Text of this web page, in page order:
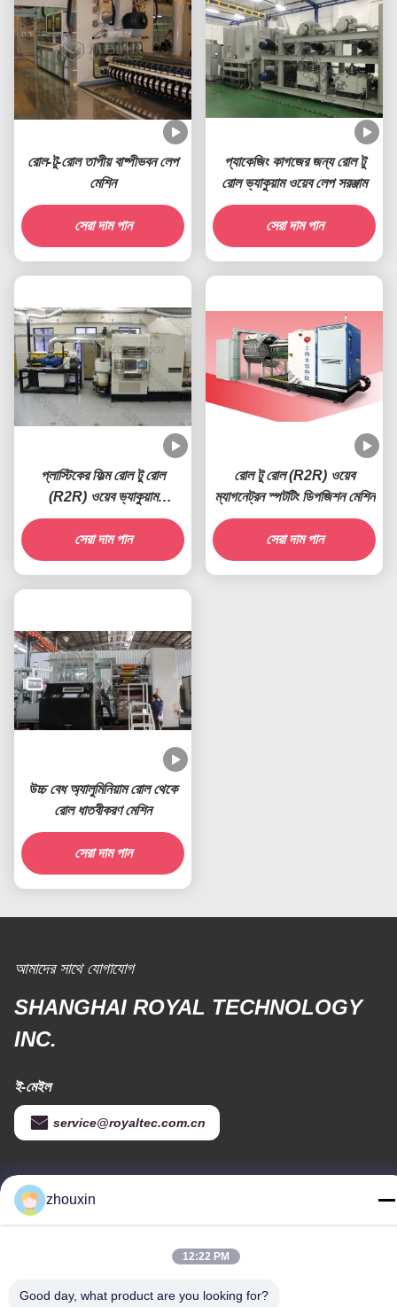
রোল-টু-রোল তাপীয় বাষ্পীভবন লেপ
মেশিন
সেরা দাম পান
প্যাকেজিং কাগজের জন্য রোল টু
রোল ভ্যাকুয়াম ওয়েব লেপ সরঞ্জাম
সেরা দাম পান
প্লাস্টিকের ফিল্ম রোল টু রোল
(R2R) ওয়েব ভ্যাকুয়াম
মেটালাইজিং সরঞ্জাম
সেরা দাম পান
রোল টু রোল (R2R) ওয়েব
ম্যাগনেট্রন স্পটটিং ডিপজিশন মেশিন
সেরা দাম পান
উচ্চ বেধ অ্যালুমিনিয়াম রোল থেকে
রোল ধাতবীকরণ মেশিন
সেরা দাম পান
আমাদের সাথে যোগাযোগ
SHANGHAI ROYAL TECHNOLOGY
INC.
ই-মেইল
service@royaltec.com.cn
আমাদের ঠিকানা
ঠিকানা
819 # সঙওয়ে রোড (এন) সাংগাইং ইন্ডাস্ট্রিয়াল জোন, শং হাই, চীন 201613
zhouxin
12:22 PM
Good day, what product are you looking for?